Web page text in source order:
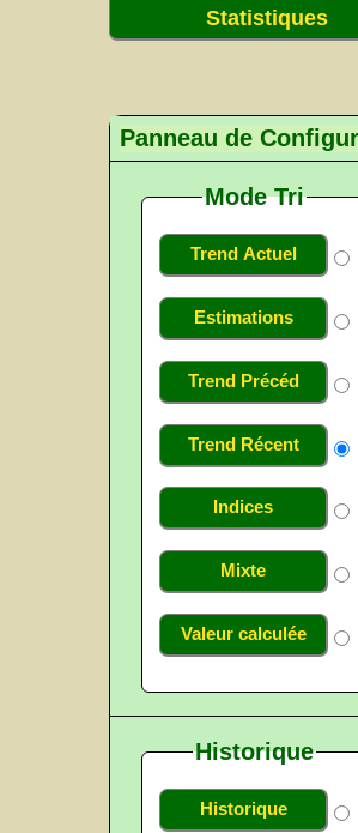
Statistiques
Panneau de
Mode Tri
Trend Actuel
Estimations
Trend Précéd
Trend Récent
Indices
Mixte
Valeur calculée
Historique
Historique